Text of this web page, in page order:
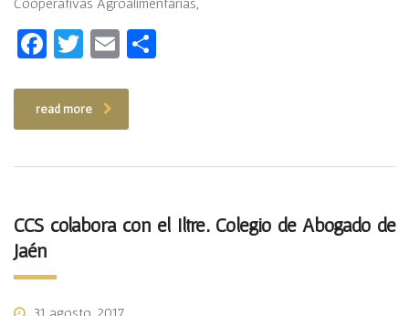
Facebook
Twitter
Email
read more
CCS colabora con el Iltre. Colegio de Abogado de
Jaén
31 agosto, 2017